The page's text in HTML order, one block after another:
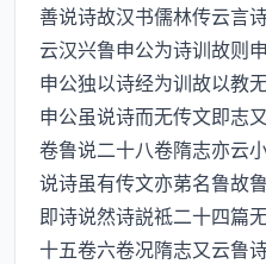
善说诗故汉书儒林传云言
云汉兴鲁申公为诗训故则
申公独以诗经为训故以教
申公虽说诗而无传文即志
卷鲁说二十八卷隋志亦云
说诗虽有传文亦苐名鲁故
即诗说然诗説祗二十四篇
十五卷六卷况隋志又云鲁